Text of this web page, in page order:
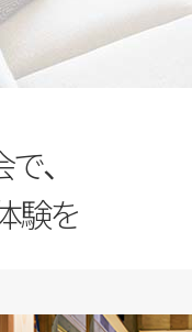
夢のマイホームを建てるには
づくりのプロとして、最良
、
験を